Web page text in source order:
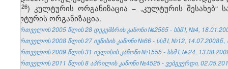
26) კულტურის ორგანიზაცია − „კულტურის შესახებ“
კულტურის ორგანიზაცია.
საქართველოს 2005 წლის 28 დეკემბრის კანონი №2565 - სსმ I, №4,
საქართველოს 2008 წლის 27 ივნისის კანონი №66 - სსმ I, №12, 14.07.2008წ.,
საქართველოს 2009 წლის 31 ივლისის კანონი №1555 - სსმ I, №24,
საქართველოს 2011 წლის 8 აპრილის კანონი №4525 - ვებგვერდი,